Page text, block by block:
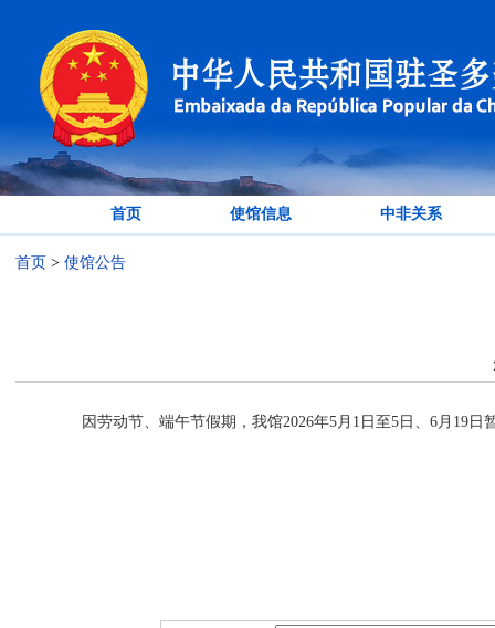
首页 使馆信息 中非关系
首页 > 使馆公告
因劳动节、端午节假期，我馆2026年5月1日至5日、6月19日